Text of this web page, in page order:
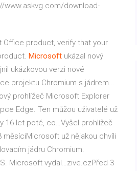
download-
Office product, verify that your
Microsoft ukázal nový
ukázkovou verzi nové
projektu Chromium s jádrem...
prohlížeč Microsoft Explorer
Edge. Ten můžou uživatelé už
16 let poté, co…Vyšel prohlížeč
už nějakou chvíli
jádru Chromium.
Microsoft vydal…zive.czPřed 3